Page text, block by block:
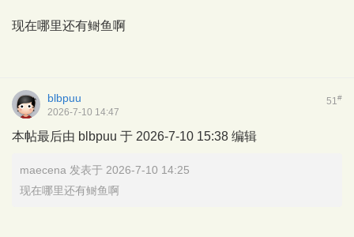
现在哪里还有鲥鱼啊
51#
blbpuu
2026-7-10 14:47
本帖最后由 blbpuu 于 2026-7-10 15:38 编辑
maecena 发表于 2026-7-10 14:25
现在哪里还有鲥鱼啊